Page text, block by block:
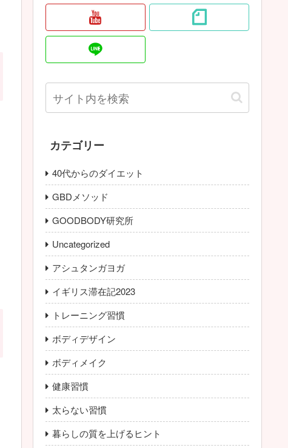
カテゴリー
40代からのダイエット
GBDメソッド
GOODBODY研究所
Uncategorized
アシュタンガヨガ
イギリス滞在記2023
トレーニング習慣
ボディデザイン
ボディメイク
健康習慣
太らない習慣
暮らしの質を上げるヒント